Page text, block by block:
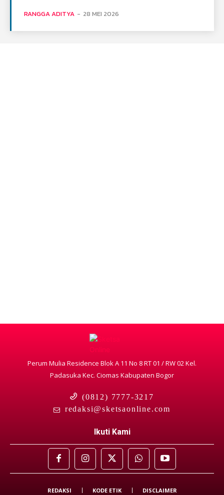
RANGGA ADITYA - 28 MEI 2026
Perum Mulia Residence Blok A 11 No 8 RT 01 / RW 02 Kel.
Padasuka Kec. Ciomas Kabupaten Bogor
(0812) 7777-3217
redaksi@sketsaonline.com
Ikuti Kami
REDAKSI KODE ETIK DISCLAIMER